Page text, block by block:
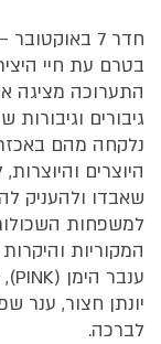
בטרם עת חיי
התערוכה מציגה
גיבורים וגיבורות
נלקחה מהם
היוצרים
שאבדו ולהעניק
למשפחות
המקוריות
יונתן חצור, ענר
לברכה.